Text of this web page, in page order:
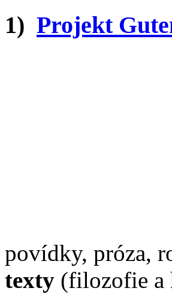
1) Projekt
povídky, próza,
texty (filozofie a